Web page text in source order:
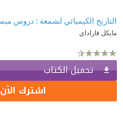
مايكل فاراداي
تحميل الكتاب
اشترك الآن